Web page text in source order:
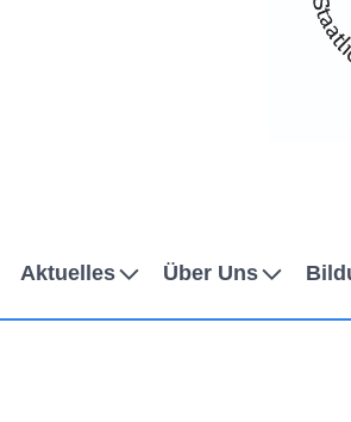
Aktuelles Über Uns